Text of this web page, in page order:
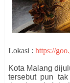
Lokasi : https://
Kota Malang
tersebut pun